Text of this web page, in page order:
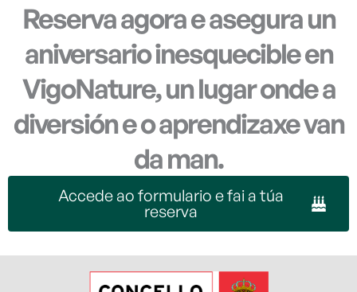
Reserva agora e asegura un
aniversario inesquecible en
VigoNature, un lugar onde a
diversión e o aprendizaxe van
da man.
Accede ao formulario e fai a túa
reserva